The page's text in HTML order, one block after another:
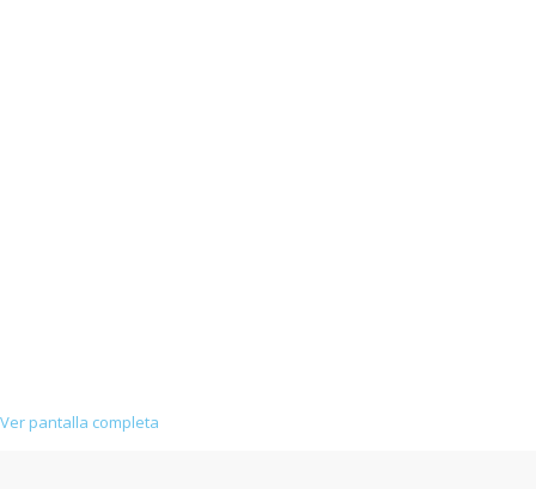
Ver pantalla completa